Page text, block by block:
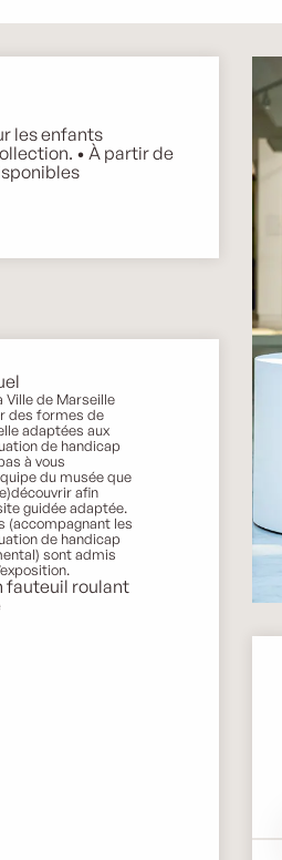
les enfants
• À partir de
Ville de Marseille
des formes de
adaptées aux
de handicap
à vous
du musée que
afin
guidée adaptée.
(accompagnant les
de handicap
sont admis
fauteuil roulant